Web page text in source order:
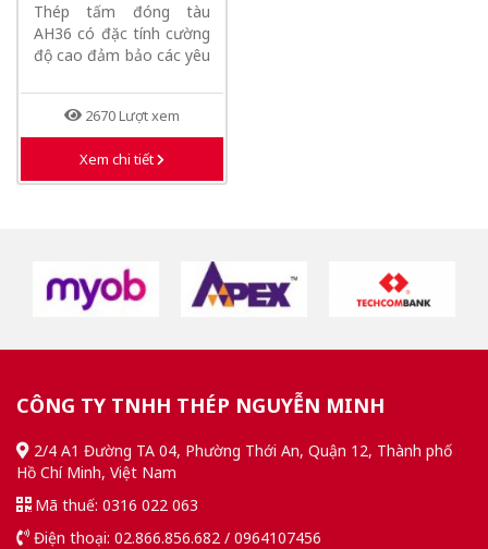
Thép tấm đóng tàu
AH36 có đặc tính cường
độ cao đảm bảo các yêu
2670 Lượt xem
Xem chi tiết
CÔNG TY TNHH THÉP NGUYỄN MINH
2/4 A1 Đường TA 04, Phường Thới An, Quận 12, Thành phố
Hồ Chí Minh, Việt Nam
Mã thuế: 0316 022 063
Điện thoại: 02.866.856.682 / 0964107456